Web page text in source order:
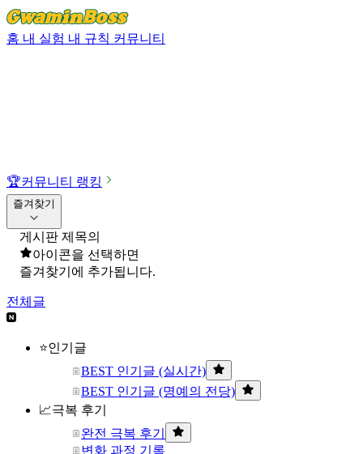
홈 내 실험 내 규칙 커뮤니티
🏆커뮤니티 랭킹
즐겨찾기
게시판 제목의
아이콘을 선택하면
즐겨찾기에 추가됩니다.
전체글
⭐인기글
BEST 인기글 (실시간)
BEST 인기글 (명예의 전당)
📈극복 후기
완전 극복 후기
변화 과정 기록